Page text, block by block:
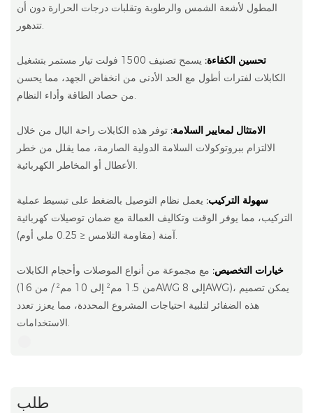
المطول لأشعة الشمس والرطوبة وتقلبات درجات الحرارة دون أن
تتدهور.
تحسين الكفاءة:
يسمح تصنيف 1500 فولت تيار مستمر بتشغيل
الكابلات لفترات أطول مع الحد الأدنى من انخفاض الجهد، مما يحسن
من حصاد الطاقة وأداء النظام.
الامتثال لمعايير السلامة: توفر هذه الكابلات راحة البال من خلال
الالتزام ببروتوكولات السلامة الدولية الصارمة، مما يقلل من خطر
الأعطال أو المخاطر الكهربائية.
سهولة التركيب: يعمل نظام التوصيل بالضغط على تبسيط عملية
التركيب، مما يوفر الوقت وتكاليف العمالة مع ضمان توصيلات كهربائية
آمنة (مقاومة التلامس ≤ 0.25 ملي أوم).
خيارات التخصيص: مع مجموعة من أنواع الموصلات وأحجام الكابلات
(من 1.5 مم² إلى 10 مم² / من 16AWG إلى 8AWG)، يمكن تصميم
هذه الضفائر لتلبية احتياجات المشروع المحددة، مما يعزز تعدد
الاستخدامات.
طلب